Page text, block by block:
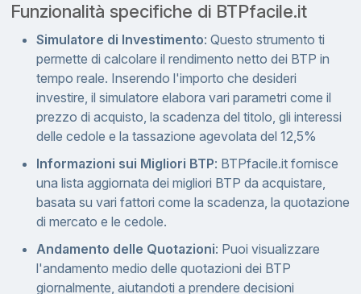
Funzionalità specifiche di BTPfacile.it
Simulatore di Investimento: Questo strumento ti
permette di calcolare il rendimento netto dei BTP in
tempo reale. Inserendo l'importo che desideri
investire, il simulatore elabora vari parametri come il
prezzo di acquisto, la scadenza del titolo, gli interessi
delle cedole e la tassazione agevolata del 12,5%
Informazioni sui Migliori BTP: BTPfacile.it fornisce
una lista aggiornata dei migliori BTP da acquistare,
basata su vari fattori come la scadenza, la quotazione
di mercato e le cedole.
Andamento delle Quotazioni: Puoi visualizzare
l'andamento medio delle quotazioni dei BTP
giornalmente, aiutandoti a prendere decisioni